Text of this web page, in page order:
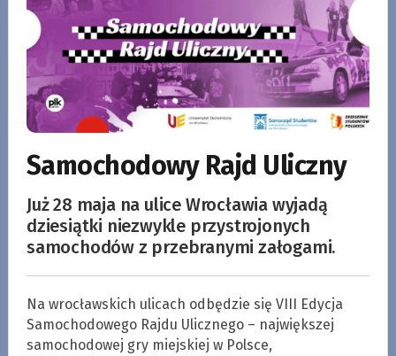
Samochodowy Rajd Uliczny
Już 28 maja na ulice Wrocławia wyjadą
dziesiątki niezwykle przystrojonych
samochodów z przebranymi załogami.
Na wrocławskich ulicach odbędzie się VIII Edycja
Samochodowego Rajdu Ulicznego – największej
samochodowej gry miejskiej w Polsce,